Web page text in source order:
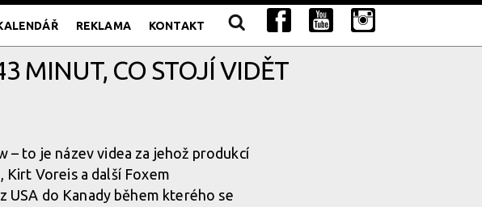
REKLAMA KONTAKT
MINUT, CO STOJÍ VIDĚT
– to je název videa za jehož produkcí
Kirt Voreis a další Foxem
USA do Kanady během kterého se